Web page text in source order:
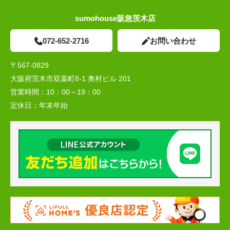
sumohouse阪急茨木店
072-652-2716 お問い合わせ
〒567-0829
大阪府茨木市双葉町8-1 奥村ビル 201
営業時間： 10：00～19：00
定休日： 年末年始